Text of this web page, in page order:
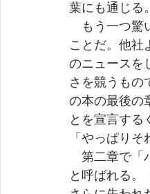
葉にも通じる。
もう一つ驚
ことだ。他社
のニュースを
さを競うもの
の本の最後の
とを宣言する
「やっぱり
第二章で「
と呼ばれる。